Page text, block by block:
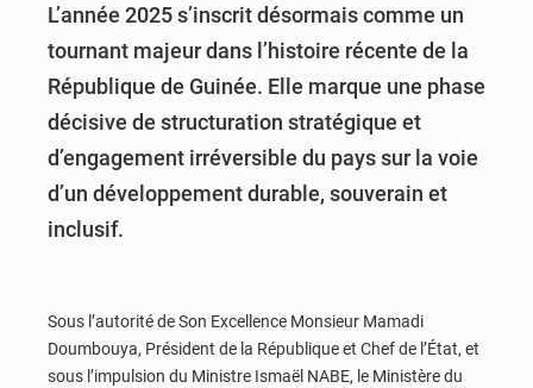
L’année 2025 s’inscrit désormais comme un
tournant majeur dans l’histoire récente de la
République de Guinée. Elle marque une phase
décisive de structuration stratégique et
d’engagement irréversible du pays sur la voie
d’un développement durable, souverain et
inclusif.
Sous l’autorité de Son Excellence Monsieur Mamadi
Doumbouya, Président de la République et Chef de l’État, et
sous l’impulsion du Ministre Ismaël NABE, le Ministère du